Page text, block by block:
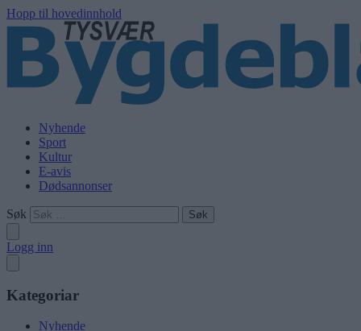
Hopp til hovedinnhold
Nyhende
Sport
Kultur
E-avis
Dødsannonser
Søk
Logg inn
Kategoriar
Nyhende